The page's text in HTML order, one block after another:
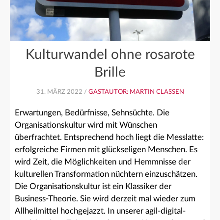
Kulturwandel ohne rosarote
Brille
31. MÄRZ 2022 / GASTAUTOR: MARTIN CLASSEN
Erwartungen, Bedürfnisse, Sehnsüchte. Die
Organisationskultur wird mit Wünschen
überfrachtet. Entsprechend hoch liegt die Messlatte:
erfolgreiche Firmen mit glückseligen Menschen. Es
wird Zeit, die Möglichkeiten und Hemmnisse der
kulturellen Transformation nüchtern einzuschätzen.
Die Organisationskultur ist ein Klassiker der
Business-Theorie. Sie wird derzeit mal wieder zum
Allheilmittel hochgejazzt. In unserer agil-digital-